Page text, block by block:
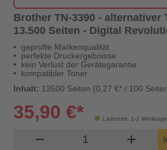
Brother TN-3390 - alternativer
13.500 Seiten - Digital
geprüfte Markenqualität
perfekte Druckergebnisse
kein Verlust der Gerätegarantie
kompatibler Toner
Inhalt: 13500 Seiten (0,27 €* / 100
Lieferzeit: 1-2 Werktage
35,90 €*
remove Produkt add